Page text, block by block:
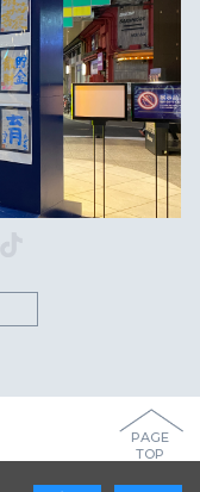
PAGE
TOP